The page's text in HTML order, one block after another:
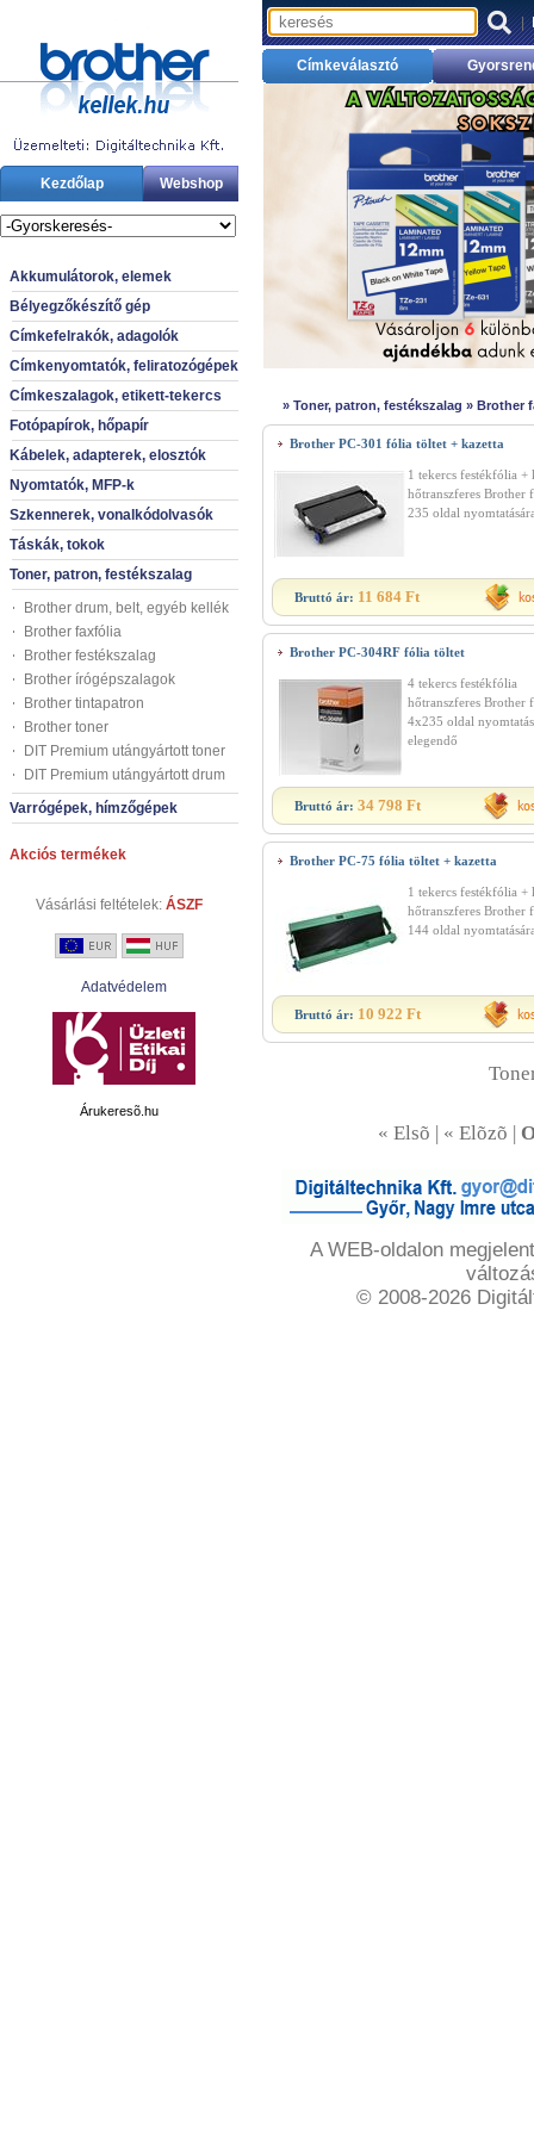
Kezdőlap Webshop
Akkumulátorok, elemek
Bélyegzőkészítő gép
Címkefelrakók, adagolók
Címkenyomtatók, feliratozógépek
Címkeszalagok, etikett-tekercs
Fotópapírok, hőpapír
Kábelek, adapterek, elosztók
Nyomtatók, MFP-k
Szkennerek, vonalkódolvasók
Táskák, tokok
Toner, patron, festékszalag
Brother drum, belt, egyéb kellék
Brother faxfólia
Brother festékszalag
Brother írógépszalagok
Brother tintapatron
Brother toner
DIT Premium utángyártott toner
DIT Premium utángyártott drum
Varrógépek, hímzőgépek
Akciós termékek
Vásárlási feltételek: ÁSZF
Adatvédelem
Árukeresõ.hu
|
Címkeválasztó
» Toner, patron, festékszalag » Brother
Brother PC-301 fólia töltet + kazetta
1 tekercs festékfólia +
hőtranszferes Brother
235 oldal
Bruttó ár: 11 684 Ft
Brother PC-304RF fólia töltet
4 tekercs festékfólia
hőtranszferes Brother
4x235 oldal
elegendő
Bruttó ár: 34 798 Ft
Brother PC-75 fólia töltet + kazetta
1 tekercs festékfólia +
hőtranszferes Brother
144 oldal
Bruttó ár: 10 922 Ft
« Elsõ | « Elõzõ |
A WEB-oldalon
© 2008-2026